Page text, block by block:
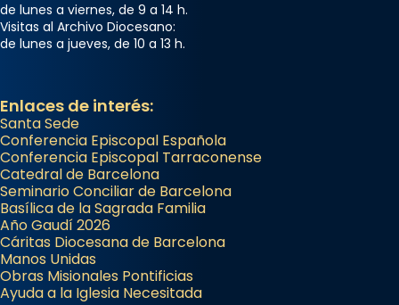
de lunes a viernes, de 9 a 14 h.
Visitas al Archivo Diocesano:
de lunes a jueves, de 10 a 13 h.
Enlaces de interés:
Santa Sede
Conferencia Episcopal Española
Conferencia Episcopal Tarraconense
Catedral de Barcelona
Seminario Conciliar de Barcelona
Basílica de la Sagrada Familia
Año Gaudí 2026
Cáritas Diocesana de Barcelona
Manos Unidas
Obras Misionales Pontificias
Ayuda a la Iglesia Necesitada